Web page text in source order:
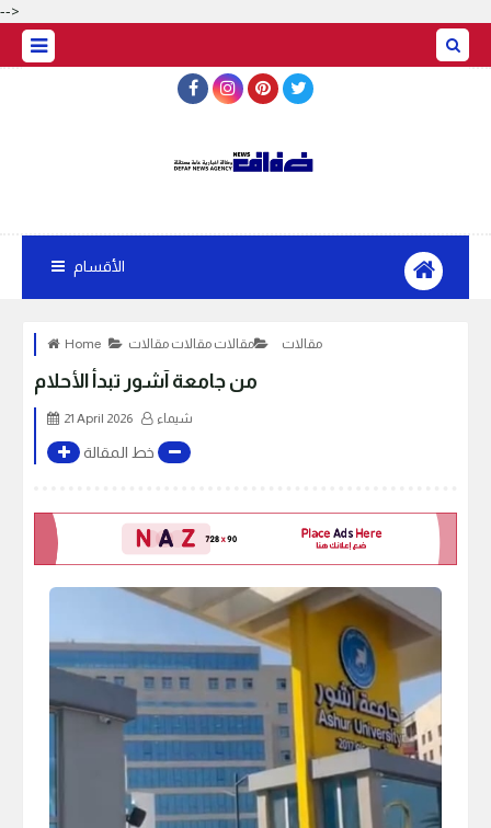
-->
الأقسام
Home مقالات مقالات مقالات مقالات
من جامعة آشور تبدأ الأحلام
21 April 2026 شيماء
خط المقالة